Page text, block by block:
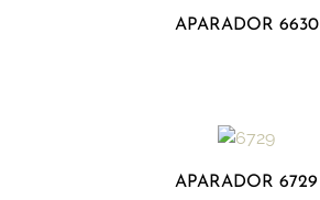
APARADOR 6630
APARADOR 6729